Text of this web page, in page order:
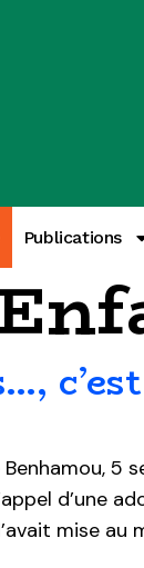
Publications
5
d’une
mise au